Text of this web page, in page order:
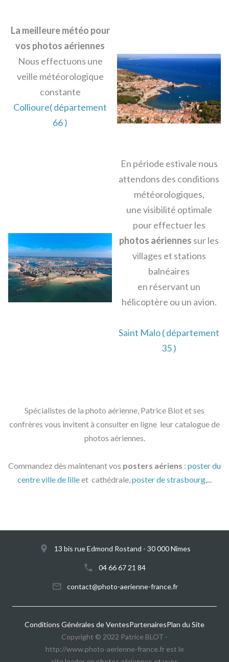
La meilleure météo pour
vos photos aériennes
Nous effectuons une
veille météorologique
constante
Collioure( département
66 )
En période estivale nous
attendons des conditions
météorologiques,
une visibilité optimale
pour effectuer les
photos aériennes sur les
villages et stations
balnéaires
en réservant un
hélicoptère ou un avion.
Saint Malo ( département
35 )
Spécialistes de la photo aérienne, Patrice Blot et ses
confrères vous invitent à consulter en ligne leur catalogue de
photos aériennes.
Commandez dès maintenant vos posters aériens : poster du
centre ville de lilleet cathédrale,poster de strasbourg,...
13 bis rue Edmond Rostand - 30 000 Nîmes
04 66 67 21 84
@
Conditions Générales de VentesPartenairesPlan du Site
Copyright © 2022 Patrice BLOT -
http://www.photo-aerienne-france.fr est le